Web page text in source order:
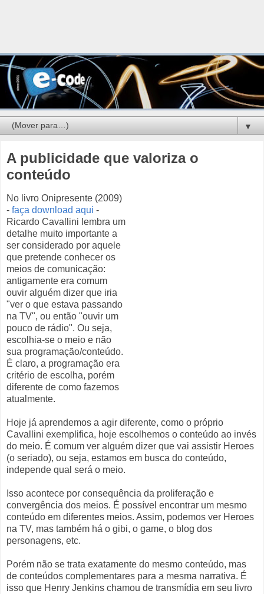
▼
A publicidade que valoriza o
conteúdo
No livro Onipresente (2009)
- faça download aqui -
Ricardo Cavallini lembra um
detalhe muito importante a
ser considerado por aquele
que pretende conhecer os
meios de comunicação:
antigamente era comum
ouvir alguém dizer que iria
"ver o que estava passando
na TV", ou então "ouvir um
pouco de rádio". Ou seja,
escolhia-se o meio e não
sua programação/conteúdo.
É claro, a programação era
critério de escolha, porém
diferente de como fazemos
atualmente.
Hoje já aprendemos a agir diferente, como o próprio
Cavallini exemplifica, hoje escolhemos o conteúdo ao invés
do meio. É comum ver alguém dizer que vai assistir Heroes
(o seriado), ou seja, estamos em busca do conteúdo,
independe qual será o meio.
Isso acontece por consequência da proliferação e
convergência dos meios. É possível encontrar um mesmo
conteúdo em diferentes meios. Assim, podemos ver Heroes
na TV, mas também há o gibi, o game, o blog dos
personagens, etc.
Porém não se trata exatamente do mesmo conteúdo, mas
de conteúdos complementares para a mesma narrativa. É
isso que Henry Jenkins chamou de transmídia em seu livro